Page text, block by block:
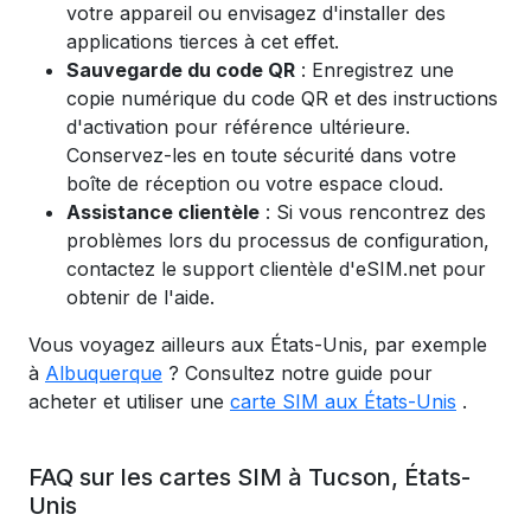
votre appareil ou envisagez d'installer des
applications tierces à cet effet.
Sauvegarde du code QR : Enregistrez une
copie numérique du code QR et des instructions
d'activation pour référence ultérieure.
Conservez-les en toute sécurité dans votre
boîte de réception ou votre espace cloud.
Assistance clientèle : Si vous rencontrez des
problèmes lors du processus de configuration,
contactez le support clientèle d'eSIM.net pour
obtenir de l'aide.
Vous voyagez ailleurs aux États-Unis, par exemple
à Albuquerque ? Consultez notre guide pour
acheter et utiliser une carte SIM aux États-Unis .
FAQ sur les cartes SIM à Tucson, États-
Unis